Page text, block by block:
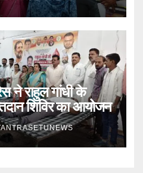
ने राहुल गांधी के
शिविर का आयोजन